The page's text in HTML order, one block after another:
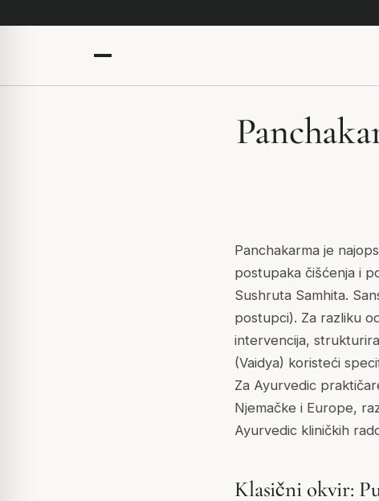
Panchakarma je
postupaka čišćenja i
Sushruta Samhita.
postupci). Za razliku
intervencija,
(Vaidya) koristeći
Za Ayurvedic
Njemačke i Europe,
Ayurvedic kliničkih
Klasični okvir: